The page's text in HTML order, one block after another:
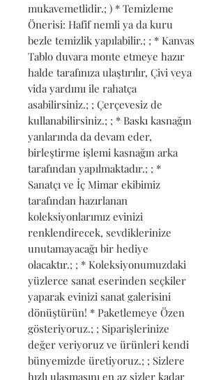
mukavemetlidir.; ) * Temizleme
Önerisi: Hafif nemli ya da kuru
bezle temizlik yapılabilir.; ; * Kanvas
Tablo duvara monte etmeye hazır
halde tarafınıza ulaştırılır, Çivi veya
vida yardımı ile rahatça
asabilirsiniz.; ; Çerçevesiz de
kullanabilirsiniz.; ; * Baskı kasnağın
yanlarında da devam eder,
birleştirme işlemi kasnağın arka
tarafından yapılmaktadır.; ; *
Sanatçı ve İç Mimar ekibimiz
tarafından hazırlanan
koleksiyonlarımız evinizi
renklendirecek, sevdiklerinize
unutamayacağı bir hediye
olacaktır.; ; * Koleksiyonumuzdaki
yüzlerce sanat eserinden seçkiler
yaparak evinizi sanat galerisini
dönüştürün! * Paketlemeye Özen
gösteriyoruz.; ; Siparişlerinize
değer veriyoruz ve ürünleri kendi
bünyemizde üretiyoruz.; ; Sizlere
hızlı ulaşmasını en az sizler kadar